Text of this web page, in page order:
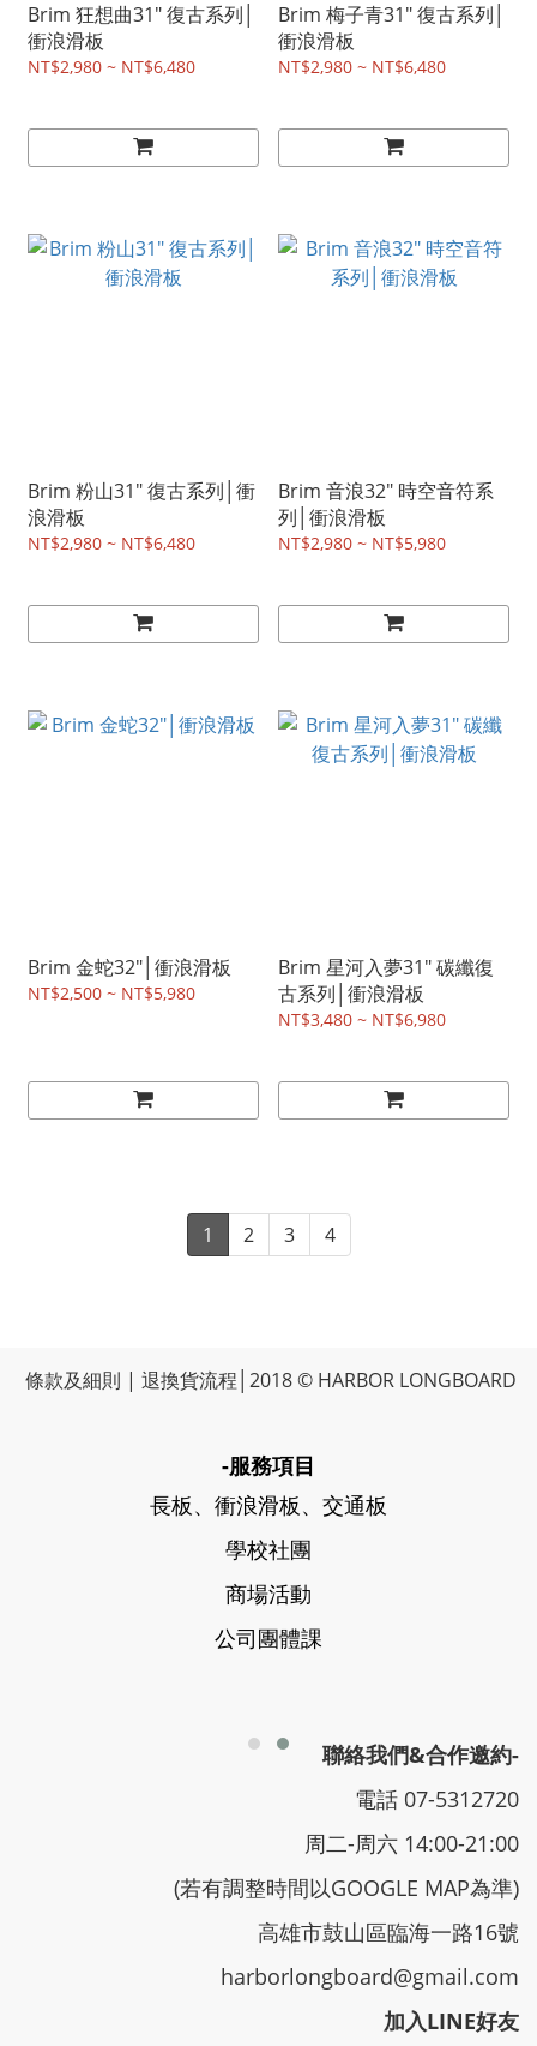
Brim 狂想曲31" 復古系列│
衝浪滑板
NT$2,980 ~ NT$6,480
Brim 梅子青31" 復古系列│
衝浪滑板
NT$2,980 ~ NT$6,480
Brim 粉山31" 復古系列│衝
浪滑板
NT$2,980 ~ NT$6,480
Brim 音浪32" 時空音符系
列│衝浪滑板
NT$2,980 ~ NT$5,980
Brim 金蛇32"│衝浪滑板
NT$2,500 ~ NT$5,980
Brim 星河入夢31" 碳纖復
古系列│衝浪滑板
NT$3,480 ~ NT$6,980
1 2 3 4
條款及細則 | 退換貨流程 │2018 © HARBOR LONGBOARD
-服務項目
長板、衝浪滑板、交通板
學校社團
商場活動
公司團體課
聯絡我們&合作邀約-
電話 07-5312720
周二-周六 14:00-21:00
(若有調整時間以GOOGLE MAP為準)
高雄市鼓山區臨海一路16號
harborlongboard@gmail.com
加入LINE好友